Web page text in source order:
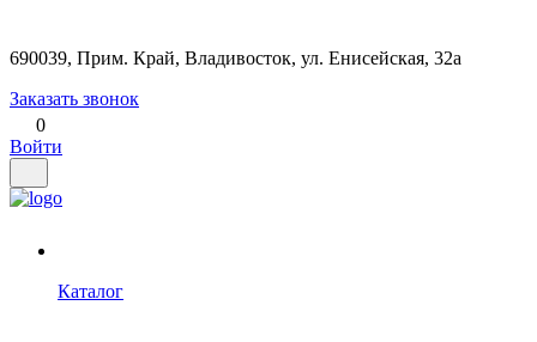
690039, Прим. Край, Владивосток, ул. Енисейская, 32а
Заказать звонок
0
Войти
Каталог